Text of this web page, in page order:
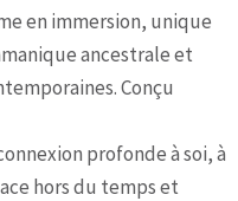
en immersion, unique
ancestrale et
Conçu
profonde à soi, à
hors du temps et